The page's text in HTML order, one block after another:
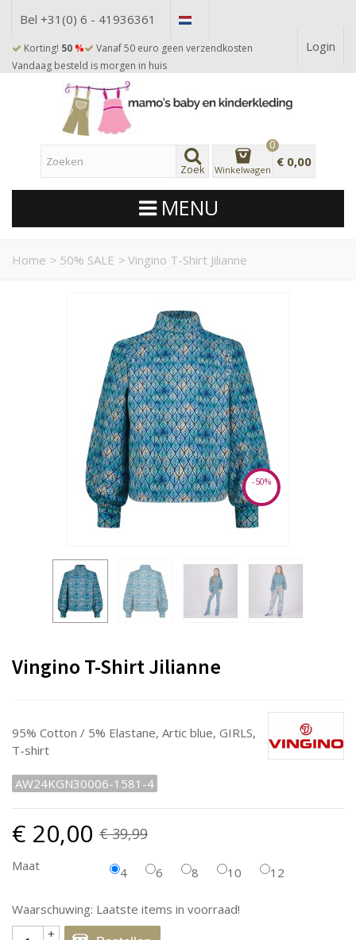
Bel +31(0) 6 - 41936361
Korting! 50 %
Vanaf 50 euro geen verzendkosten
Vandaag besteld is morgen in huis
Login
Zoek Winkelwagen
0
€ 0,00
MENU
Home > 50% SALE > Vingino T-Shirt Jilianne
-50%
Vingino T-Shirt Jilianne
95% Cotton / 5% Elastane, Artic blue, GIRLS,
T-shirt
AW24KGN30006-1581-4
€ 20,00 € 39,99
Maat 4 6 8 10 12
Waarschuwing: Laatste items in voorraad!
+